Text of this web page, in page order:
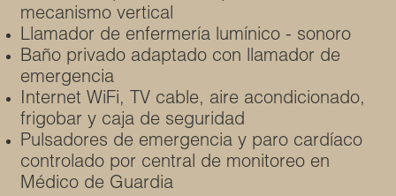
mecanismo vertical
Llamador de enfermería lumínico - sonoro
Baño privado adaptado con llamador de
emergencia
Internet WiFi, TV cable, aire acondicionado,
frigobar y caja de seguridad
Pulsadores de emergencia y paro cardíaco
controlado por central de monitoreo en
Médico de Guardia